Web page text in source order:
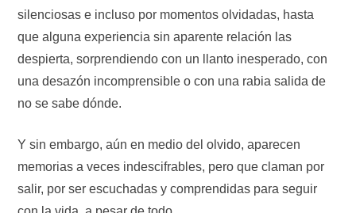
silenciosas e incluso por momentos olvidadas, hasta
que alguna experiencia sin aparente relación las
despierta, sorprendiendo con un llanto inesperado, con
una desazón incomprensible o con una rabia salida de
no se sabe dónde.
Y sin embargo, aún en medio del olvido, aparecen
memorias a veces indescifrables, pero que claman por
salir, por ser escuchadas y comprendidas para seguir